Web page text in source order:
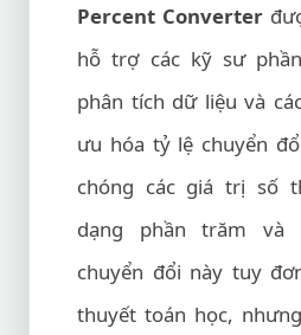
Percent Converter
hỗ trợ các kỹ sư
phân tích dữ liệu và
ưu hóa tỷ lệ chuyển
chóng các giá trị số
dạng phần trăm và
chuyển đổi này tuy
thuyết toán học,